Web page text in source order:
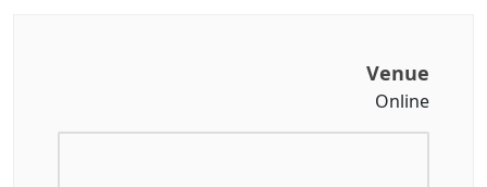
Venue
Online